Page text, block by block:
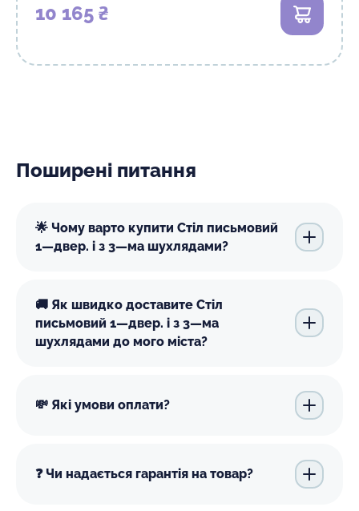
10 165 ₴ В кошик
Поширені питання
🌟 Чому варто купити Стіл письмовий
1—двер. і з 3—ма шухлядами?
🚚 Як швидко доставите Стіл
письмовий 1—двер. і з 3—ма
шухлядами до мого міста?
💸 Які умови оплати?
❓ Чи надається гарантія на товар?